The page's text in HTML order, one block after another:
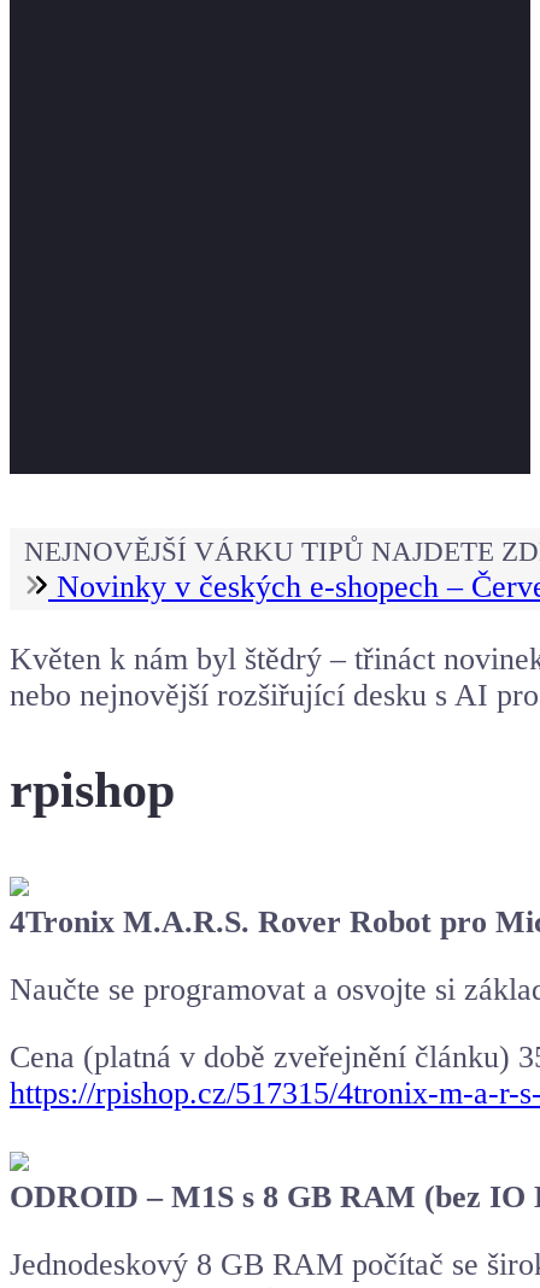
NEJNOVĚJŠÍ VÁRKU TIPŮ NAJDETE
Novinky v českých e-shopech –
Květen k nám byl štědrý – třináct
nebo nejnovější rozšiřující desku s AI
rpishop
4Tronix M.A.R.S. Rover Robot pro
Naučte se programovat a osvojte si
Cena (platná v době zveřejnění článku)
https://rpishop.cz/517315/4tronix-m-a-r-
ODROID – M1S s 8 GB RAM (bez IO
Jednodeskový 8 GB RAM počítač se